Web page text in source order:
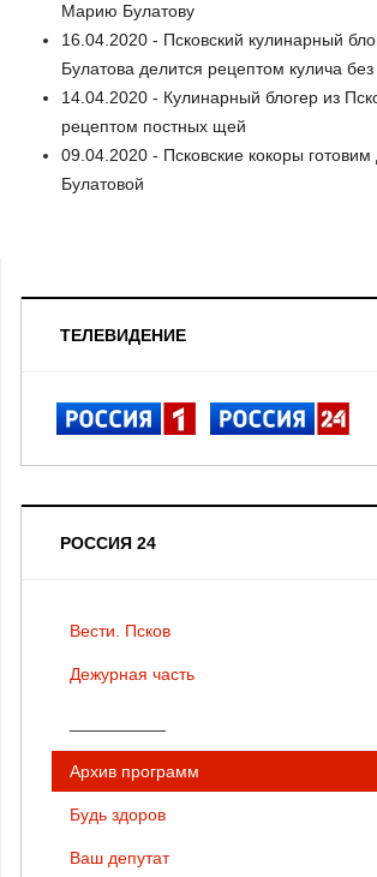
Марию Булатову
16.04.2020 - Псковский кулинарный
Булатова делится рецептом кулича
14.04.2020 - Кулинарный блогер из
рецептом постных щей
09.04.2020 - Псковские кокоры
Булатовой
ТЕЛЕВИДЕНИЕ
РОССИЯ 24
Вести. Псков
Дежурная часть
Архив программ
Будь здоров
Ваш депутат